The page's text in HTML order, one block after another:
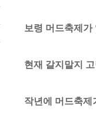
보령 머드축제
현재 갈지말지
작년에 머드축제